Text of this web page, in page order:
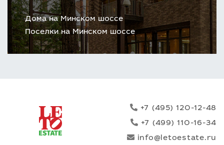
Дома на Минском шоссе
Поселки на Минском шоссе
+7 (495) 120-12-48
+7 (499) 110-16-34
info@letoestate.ru